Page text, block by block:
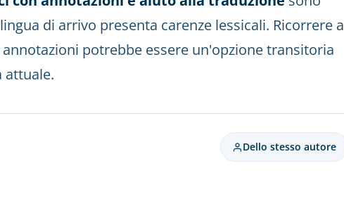
di arrivo presenta carenze lessicali. Ricorrere a
potrebbe essere un'opzione transitoria
attuale.
Dello stesso autore